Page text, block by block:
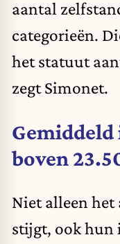
aantal
categorieën.
het statuut
zegt Simonet.
boven
Niet alleen
stijgt, ook hun